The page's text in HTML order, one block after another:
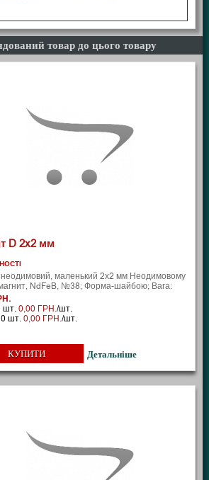
товар до цього товару
D 2x2 мм
неодимовий, маленький 2х2 мм Неодимовому
NdFeB, №38; Форма-шайбою; Вага:
шт.0,00 ГРН./шт.
шт.0,00 ГРН./шт.
КУПИТИ Детальніше